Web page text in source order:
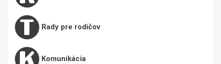
Rady pre rodičov
Komunikácia